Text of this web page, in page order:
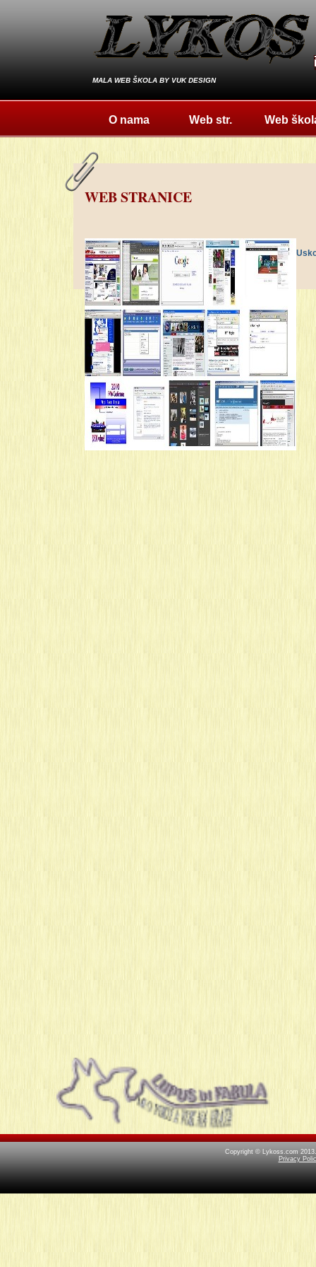
MALA WEB ŠKOLA BY VUK DESIGN
O nama Web str. Web
WEB STRANICE
.LYKOSS.
Copyright © Lykoss.com
Privacy